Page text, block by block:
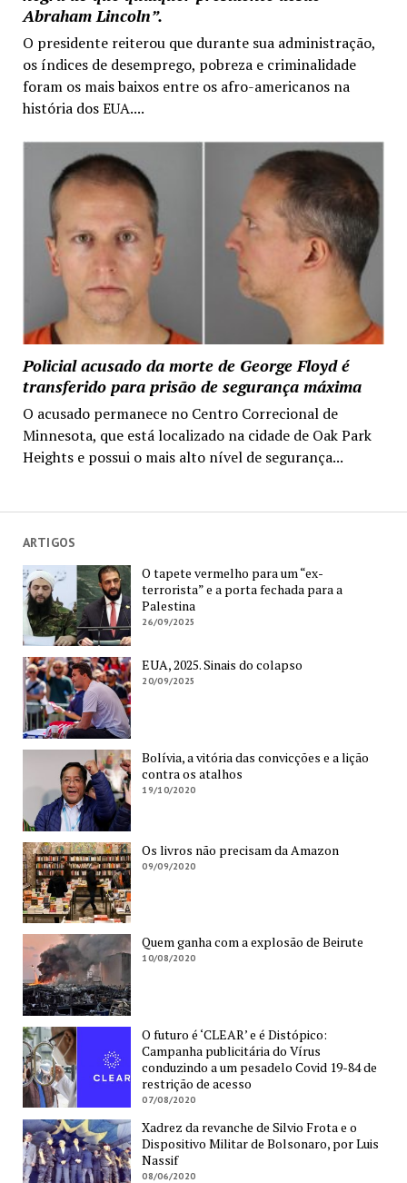
Abraham Lincoln”.
O presidente reiterou que durante sua administração,
os índices de desemprego, pobreza e criminalidade
foram os mais baixos entre os afro-americanos na
história dos EUA....
Policial acusado da morte de George Floyd é
transferido para prisão de segurança máxima
O acusado permanece no Centro Correcional de
Minnesota, que está localizado na cidade de Oak Park
Heights e possui o mais alto nível de segurança...
ARTIGOS
O tapete vermelho para um “ex-
terrorista” e a porta fechada para a
Palestina
26/09/2025
EUA, 2025. Sinais do colapso
20/09/2025
Bolívia, a vitória das convicções e a lição
contra os atalhos
19/10/2020
Os livros não precisam da Amazon
09/09/2020
Quem ganha com a explosão de Beirute
10/08/2020
O futuro é ‘CLEAR’ e é Distópico:
Campanha publicitária do Vírus
conduzindo a um pesadelo Covid 19-84 de
restrição de acesso
07/08/2020
Xadrez da revanche de Silvio Frota e o
Dispositivo Militar de Bolsonaro, por Luis
Nassif
08/06/2020